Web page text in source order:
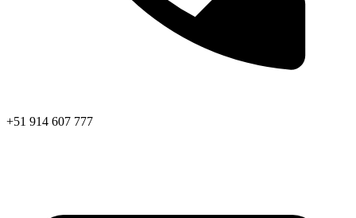
+51 914 607 777